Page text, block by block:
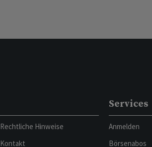
Rechtliche Hinweise
Kontakt
Services
Anmelden
Börsenabos